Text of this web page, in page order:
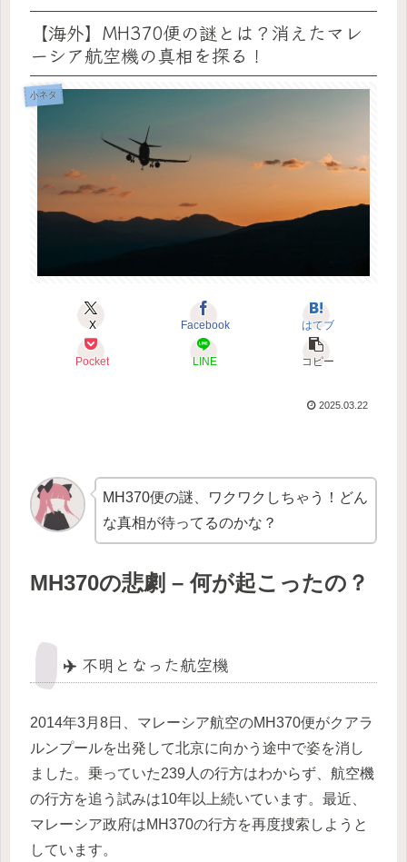
【海外】MH370便の謎とは？消えたマレ
ーシア航空機の真相を探る！
小ネタ
X Facebook はてブ
Pocket LINE コピー
2025.03.22
MH370便の謎、ワクワクしちゃう！どん
な真相が待ってるのかな？
MH370の悲劇 – 何が起こったの？
✈️ 不明となった航空機
2014年3月8日、マレーシア航空のMH370便がクアラ
ルンプールを出発して北京に向かう途中で姿を消し
ました。乗っていた239人の行方はわからず、航空機
の行方を追う試みは10年以上続いています。最近、
マレーシア政府はMH370の行方を再度捜索しようと
しています。